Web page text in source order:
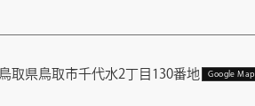
鳥取県鳥取市千代水2丁目130番地 Google Map